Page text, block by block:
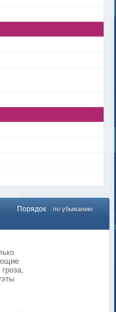
Порядок
по убыванию